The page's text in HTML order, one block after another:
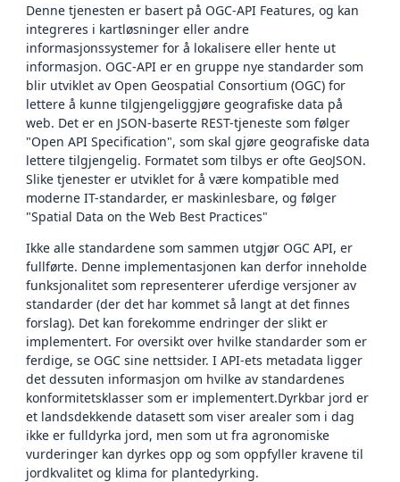
Denne tjenesten er basert på OGC-API Features, og kan
integreres i kartløsninger eller andre
informasjonssystemer for å lokalisere eller hente ut
informasjon. OGC-API er en gruppe nye standarder som
blir utviklet av Open Geospatial Consortium (OGC) for
lettere å kunne tilgjengeliggjøre geografiske data på
web. Det er en JSON-baserte REST-tjeneste som følger
"Open API Specification", som skal gjøre geografiske data
lettere tilgjengelig. Formatet som tilbys er ofte GeoJSON.
Slike tjenester er utviklet for å være kompatible med
moderne IT-standarder, er maskinlesbare, og følger
"Spatial Data on the Web Best Practices"
Ikke alle standardene som sammen utgjør OGC API, er
fullførte. Denne implementasjonen kan derfor inneholde
funksjonalitet som representerer uferdige versjoner av
standarder (der det har kommet så langt at det finnes
forslag). Det kan forekomme endringer der slikt er
implementert. For oversikt over hvilke standarder som er
ferdige, se OGC sine nettsider. I API-ets metadata ligger
det dessuten informasjon om hvilke av standardenes
konformitetsklasser som er implementert.Dyrkbar jord er
et landsdekkende datasett som viser arealer som i dag
ikke er fulldyrka jord, men som ut fra agronomiske
vurderinger kan dyrkes opp og som oppfyller kravene til
jordkvalitet og klima for plantedyrking.